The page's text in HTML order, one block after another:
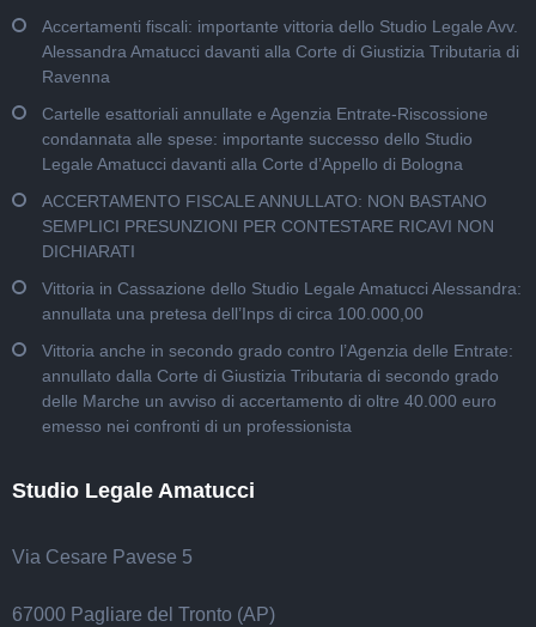
Accertamenti fiscali: importante vittoria dello Studio Legale Avv.
Alessandra Amatucci davanti alla Corte di Giustizia Tributaria di
Ravenna
Cartelle esattoriali annullate e Agenzia Entrate-Riscossione
condannata alle spese: importante successo dello Studio
Legale Amatucci davanti alla Corte d’Appello di Bologna
ACCERTAMENTO FISCALE ANNULLATO: NON BASTANO
SEMPLICI PRESUNZIONI PER CONTESTARE RICAVI NON
DICHIARATI
Vittoria in Cassazione dello Studio Legale Amatucci Alessandra:
annullata una pretesa dell’Inps di circa 100.000,00
Vittoria anche in secondo grado contro l’Agenzia delle Entrate:
annullato dalla Corte di Giustizia Tributaria di secondo grado
delle Marche un avviso di accertamento di oltre 40.000 euro
emesso nei confronti di un professionista
Studio Legale Amatucci
Via Cesare Pavese 5
67000 Pagliare del Tronto (AP)